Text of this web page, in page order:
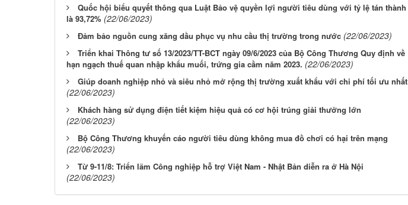
Quốc hội biểu quyết thông qua Luật Bảo vệ quyền lợi người tiêu dùng với tỷ lệ tán thành
là 93,72% (22/06/2023)
Đảm bảo nguồn cung xăng dầu phục vụ nhu cầu thị trường trong nước (22/06/2023)
Triển khai Thông tư số 13/2023/TT-BCT ngày 09/6/2023 của Bộ Công Thương Quy định về
hạn ngạch thuế quan nhập khẩu muối, trứng gia cầm năm 2023. (22/06/2023)
Giúp doanh nghiệp nhỏ và siêu nhỏ mở rộng thị trường xuất khẩu với chi phí tối ưu nhất
(22/06/2023)
Khách hàng sử dụng điện tiết kiệm hiệu quả có cơ hội trúng giải thưởng lớn
(22/06/2023)
Bộ Công Thương khuyến cáo người tiêu dùng không mua đồ chơi có hại trên mạng
(22/06/2023)
Từ 9-11/8: Triển lãm Công nghiệp hỗ trợ Việt Nam - Nhật Bản diễn ra ở Hà Nội
(22/06/2023)